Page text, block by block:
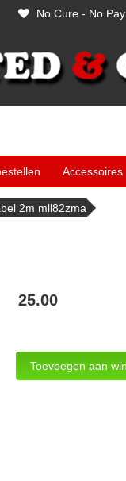
No Cure - No Pay
Accessoires
2m mll82zma
25.00